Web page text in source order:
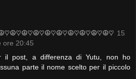
15
ore 20:45
il post, a differenza di Yutu, non ho
parte il nome scelto per il piccolo